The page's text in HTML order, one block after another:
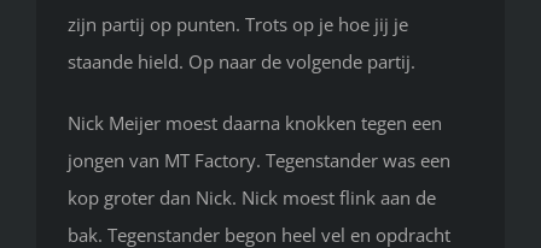
zijn partij op punten. Trots op je hoe jij je
staande hield. Op naar de volgende partij.
Nick Meijer moest daarna knokken tegen een
jongen van MT Factory. Tegenstander was een
kop groter dan Nick. Nick moest flink aan de
bak. Tegenstander begon heel vel en opdracht